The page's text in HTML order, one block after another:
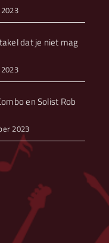
dat je niet mag
en Solist Rob
2023